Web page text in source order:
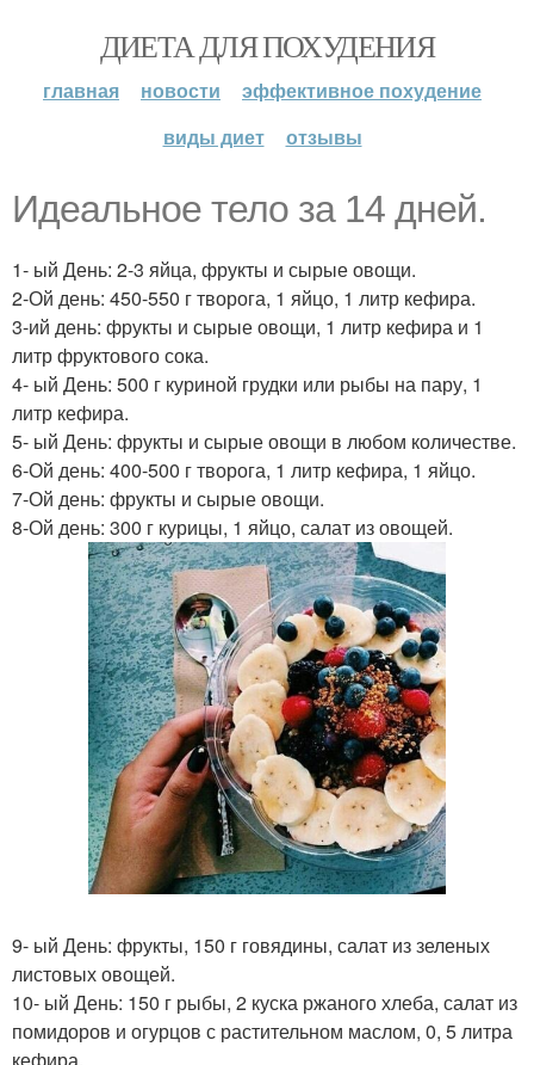
ДИЕТА ДЛЯ ПОХУДЕНИЯ
главная новости
эффективное похудение
виды диет
отзывы
Идеальное тело за 14 дней.
1- ый День: 2-3 яйца, фрукты и сырые овощи.
2-Ой день: 450-550 г творога, 1 яйцо, 1 литр кефира.
3-ий день: фрукты и сырые овощи, 1 литр кефира и 1
литр фруктового сока.
4- ый День: 500 г куриной грудки или рыбы на пару, 1
литр кефира.
5- ый День: фрукты и сырые овощи в любом количестве.
6-Ой день: 400-500 г творога, 1 литр кефира, 1 яйцо.
7-Ой день: фрукты и сырые овощи.
8-Ой день: 300 г курицы, 1 яйцо, салат из овощей.
9- ый День: фрукты, 150 г говядины, салат из зеленых
листовых овощей.
10- ый День: 150 г рыбы, 2 куска ржаного хлеба, салат из
помидоров и огурцов с растительном маслом, 0, 5 литра